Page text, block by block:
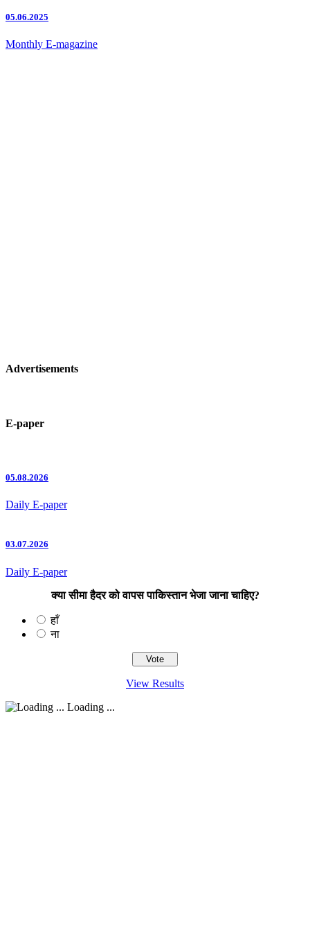
05.06.2025
Monthly E-magazine
Advertisements
E-paper
05.08.2026
Daily E-paper
03.07.2026
Daily E-paper
क्या सीमा हैदर को वापस पाकिस्तान भेजा जाना चाहिए?
हाँ
ना
View Results
Loading ...